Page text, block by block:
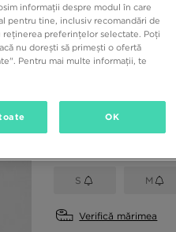
89,99 RON
Negru
S M
Verifică mărimea
informații despre modul în care
pentru tine, inclusiv recomandări de
reținerea preferințelor selectate. Poți
nu dorești să primești o ofertă
Pentru mai multe informații, te
OK